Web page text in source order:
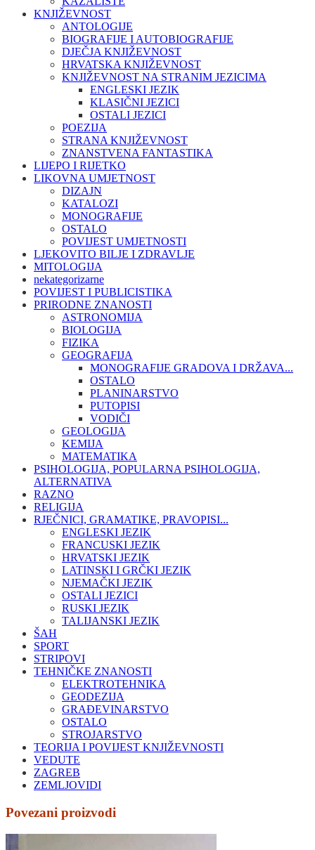
KNJIŽEVNOST
ANTOLOGIJE
BIOGRAFIJE I AUTOBIOGRAFIJE
DJEČJA KNJIŽEVNOST
HRVATSKA KNJIŽEVNOST
KNJIŽEVNOST NA STRANIM JEZICIMA
ENGLESKI JEZIK
KLASIČNI JEZICI
OSTALI JEZICI
POEZIJA
STRANA KNJIŽEVNOST
ZNANSTVENA FANTASTIKA
LIJEPO I RIJETKO
LIKOVNA UMJETNOST
DIZAJN
KATALOZI
MONOGRAFIJE
OSTALO
POVIJEST UMJETNOSTI
LJEKOVITO BILJE I ZDRAVLJE
MITOLOGIJA
nekategorizarne
POVIJEST I PUBLICISTIKA
PRIRODNE ZNANOSTI
ASTRONOMIJA
BIOLOGIJA
FIZIKA
GEOGRAFIJA
MONOGRAFIJE GRADOVA I DRŽAVA...
OSTALO
PLANINARSTVO
PUTOPISI
VODIČI
GEOLOGIJA
KEMIJA
MATEMATIKA
PSIHOLOGIJA, POPULARNA PSIHOLOGIJA,
ALTERNATIVA
RAZNO
RELIGIJA
RJEČNICI, GRAMATIKE, PRAVOPISI...
ENGLESKI JEZIK
FRANCUSKI JEZIK
HRVATSKI JEZIK
LATINSKI I GRČKI JEZIK
NJEMAČKI JEZIK
OSTALI JEZICI
RUSKI JEZIK
TALIJANSKI JEZIK
ŠAH
SPORT
STRIPOVI
TEHNIČKE ZNANOSTI
ELEKTROTEHNIKA
GEODEZIJA
GRAĐEVINARSTVO
OSTALO
STROJARSTVO
TEORIJA I POVIJEST KNJIŽEVNOSTI
VEDUTE
ZAGREB
ZEMLJOVIDI
Povezani proizvodi